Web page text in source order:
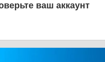
ваш аккаунт